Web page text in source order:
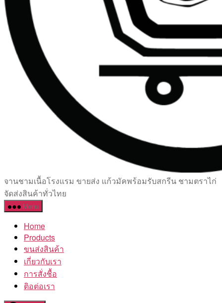
เซรามิค
ครบ
ครัน
โรงงาน
จานชามเนื้อโรงแรม ขายส่ง แก้วมัคพร้อมรับสกรีน ชามตราไก่
จัดส่งสินค้าทั่วไทย
Menu
Home
Products
ขนส่งสินค้า
เกี่ยวกับเรา
การสั่งชื้อ
ติอต่อเรา